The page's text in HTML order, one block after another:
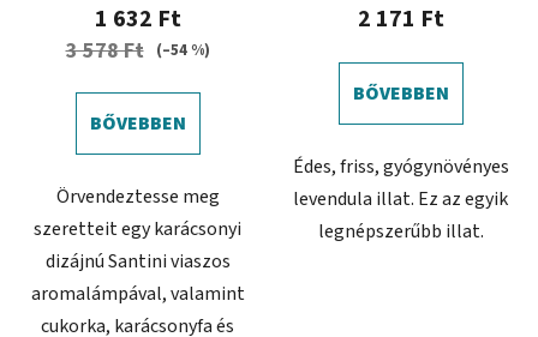
1 632 Ft
3 578 Ft (–54 %)
BŐVEBBEN
Örvendeztesse meg
szeretteit egy karácsonyi
dizájnú Santini viaszos
aromalámpával, valamint
cukorka, karácsonyfa és
2 171 Ft
BŐVEBBEN
Édes, friss, gyógynövényes
levendula illat. Ez az egyik
legnépszerűbb illat.